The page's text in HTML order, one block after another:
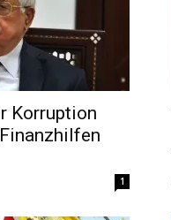
Korruption
1